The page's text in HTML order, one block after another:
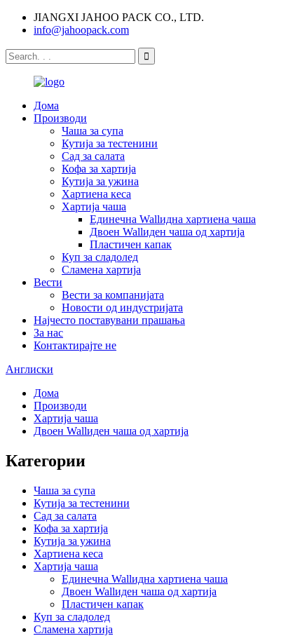
JIANGXI JAHOO PACK CO., LTD.
info@jahoopack.com
Дома
Производи
Чаша за супа
Кутија за тестенини
Сад за салата
Кофа за хартија
Кутија за ужина
Хартиена кеса
Хартија чаша
Единечна Wallидна хартиена чаша
Двоен Wallиден чаша од хартија
Пластичен капак
Куп за сладолед
Сламена хартија
Вести
Вести за компанијата
Новости од индустријата
Најчесто поставувани прашања
За нас
Контактирајте не
Англиски
Дома
Производи
Хартија чаша
Двоен Wallиден чаша од хартија
Категории
Чаша за супа
Кутија за тестенини
Сад за салата
Кофа за хартија
Кутија за ужина
Хартиена кеса
Хартија чаша
Единечна Wallидна хартиена чаша
Двоен Wallиден чаша од хартија
Пластичен капак
Куп за сладолед
Сламена хартија